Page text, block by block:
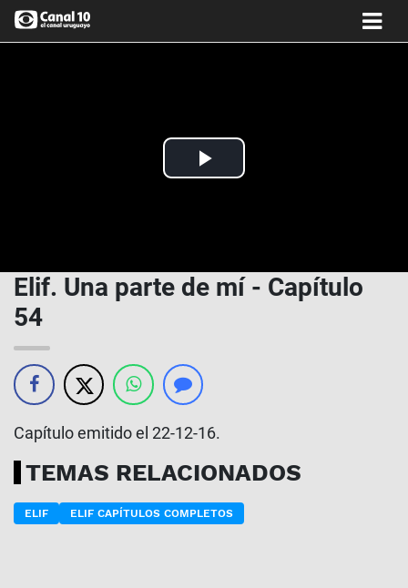
Play
Elif. Una parte de mí - Capítulo
54
Capítulo emitido el 22-12-16.
TEMAS RELACIONADOS
ELIF ELIF CAPÍTULOS COMPLETOS